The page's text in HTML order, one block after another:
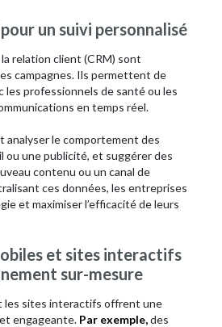
un suivi personnalisé
relation client (CRM) sont
campagnes. Ils permettent de
les professionnels de santé ou les
en temps réel.
analyser le comportement des
ou une publicité, et suggérer des
contenu ou un canal de
ces données, les entreprises
et maximiser l’efficacité de leurs
et sites interactifs
sur-mesure
les sites interactifs offrent une
engageante. Par exemple,des